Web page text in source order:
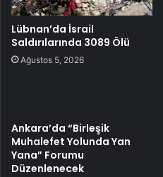
Lübnan’da İsrail
Saldırılarında 3089 Ölü
Ağustos 5, 2026
Ankara’da “Birleşik
Muhalefet Yolunda Yan
Yana” Forumu
Düzenlenecek